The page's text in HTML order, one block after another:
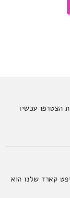
הצטרפו עכשיו
קארד שלנו הוא